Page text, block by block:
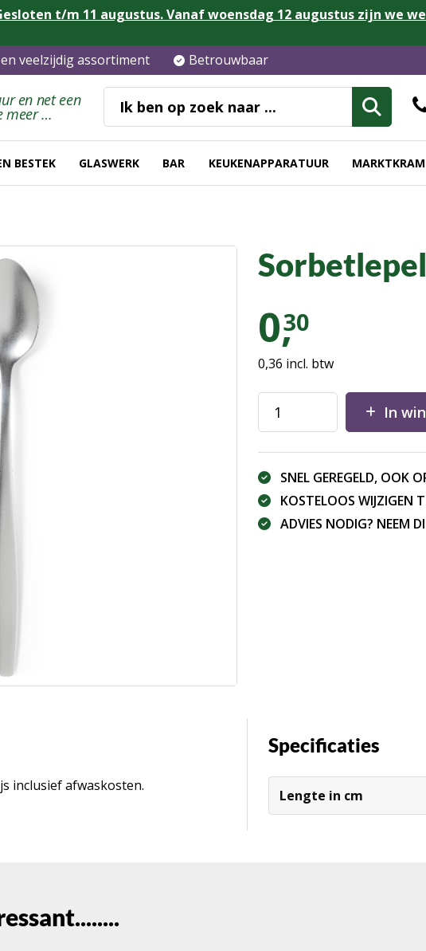
t/m 11 augustus. Vanaf woensdag 12 augustus zijn we
veelzijdig assortiment Betrouwbaar
en net een
meer …
BESTEK GLASWERK BAR KEUKENAPPARATUUR
0,30
0,36 incl. btw
In
SNEL GEREGELD, OOK
KOSTELOOS WIJZIGEN
ADVIES NODIG? NEEM
inclusief afwaskosten.
Specificaties
Lengte in cm